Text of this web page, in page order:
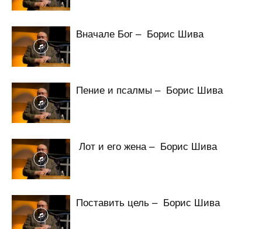
Вначале Бог – Борис Шива
Пение и псалмы – Борис Шива
Лот и его жена – Борис Шива
Поставить цель – Борис Шива